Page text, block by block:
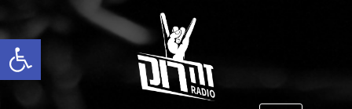
פתח סרגל נגישות